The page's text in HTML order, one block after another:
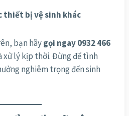
thiết bị vệ sinh khác
bạn hãygọi ngay 0932 466
xử lý kịp thời. Đừng để tình
nghiêm trọng đến sinh